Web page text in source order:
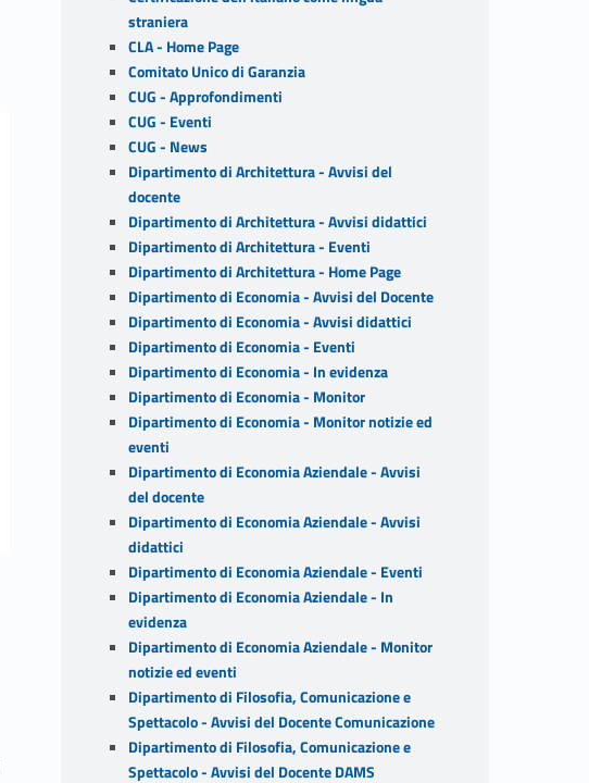
straniera
CLA - Home Page
Comitato Unico di Garanzia
CUG - Approfondimenti
CUG - Eventi
CUG - News
Dipartimento di Architettura - Avvisi del
docente
Dipartimento di Architettura - Avvisi didattici
Dipartimento di Architettura - Eventi
Dipartimento di Architettura - Home Page
Dipartimento di Economia - Avvisi del Docente
Dipartimento di Economia - Avvisi didattici
Dipartimento di Economia - Eventi
Dipartimento di Economia - In evidenza
Dipartimento di Economia - Monitor
Dipartimento di Economia - Monitor notizie ed
eventi
Dipartimento di Economia Aziendale - Avvisi
del docente
Dipartimento di Economia Aziendale - Avvisi
didattici
Dipartimento di Economia Aziendale - Eventi
Dipartimento di Economia Aziendale - In
evidenza
Dipartimento di Economia Aziendale - Monitor
notizie ed eventi
Dipartimento di Filosofia, Comunicazione e
Spettacolo - Avvisi del Docente Comunicazione
Dipartimento di Filosofia, Comunicazione e
Spettacolo - Avvisi del Docente DAMS